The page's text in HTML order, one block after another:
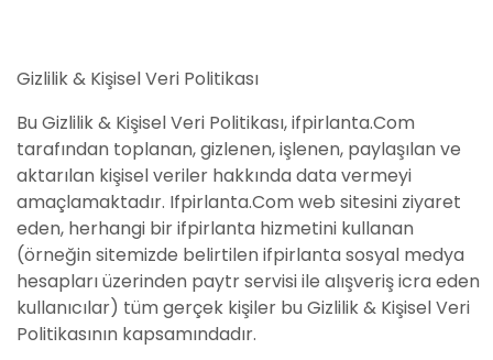
Gizlilik & Kişisel Veri Politikası
Bu Gizlilik & Kişisel Veri Politikası, ifpirlanta.Com
tarafından toplanan, gizlenen, işlenen, paylaşılan ve
aktarılan kişisel veriler hakkında data vermeyi
amaçlamaktadır. Ifpirlanta.Com web sitesini ziyaret
eden, herhangi bir ifpirlanta hizmetini kullanan
(örneğin sitemizde belirtilen ifpirlanta sosyal medya
hesapları üzerinden paytr servisi ile alışveriş icra eden
kullanıcılar) tüm gerçek kişiler bu Gizlilik & Kişisel Veri
Politikasının kapsamındadır.